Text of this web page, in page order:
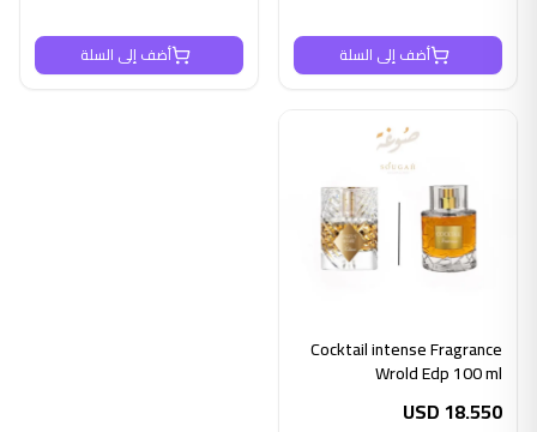
أضف إلى السلة أضف إلى السلة
Cocktail intense Fragrance
Wrold Edp 100 ml
USD 18.550